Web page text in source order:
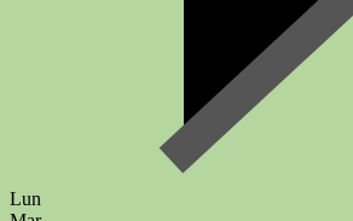
Lun